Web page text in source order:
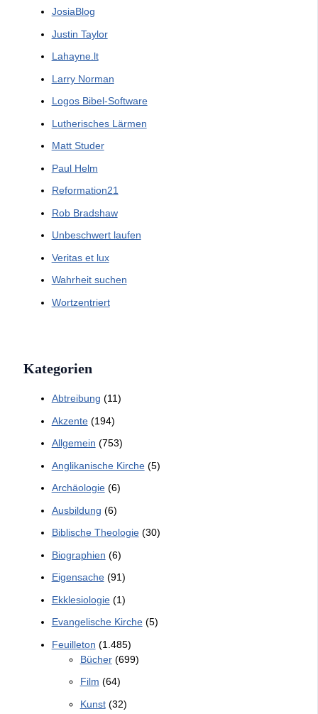
JosiaBlog
Justin Taylor
Lahayne.lt
Larry Norman
Logos Bibel-Software
Lutherisches Lärmen
Matt Studer
Paul Helm
Reformation21
Rob Bradshaw
Unbeschwert laufen
Veritas et lux
Wahrheit suchen
Wortzentriert
Kategorien
Abtreibung (11)
Akzente(194)
Allgemein (753)
Anglikanische Kirche(5)
Archäologie(6)
Ausbildung (6)
Biblische Theologie(30)
Biographien (6)
Eigensache(91)
Ekklesiologie(1)
Evangelische Kirche(5)
Feuilleton (1.485)
Bücher(699)
Film (64)
Kunst(32)